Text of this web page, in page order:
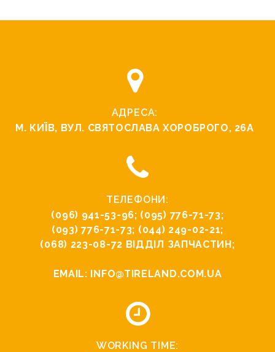
АДРЕСА:
М. КИЇВ, ВУЛ. СВЯТОСЛАВА ХОРОБРОГО, 26А
ТЕЛЕФОНИ:
(096) 941-53-96; (095) 776-71-73;
(093) 776-71-73; (044) 249-02-21;
(068) 223-08-72 ВІДДІЛ ЗАПЧАСТИН;
EMAIL: INFO@TIRELAND.COM.UA
WORKING TIME: